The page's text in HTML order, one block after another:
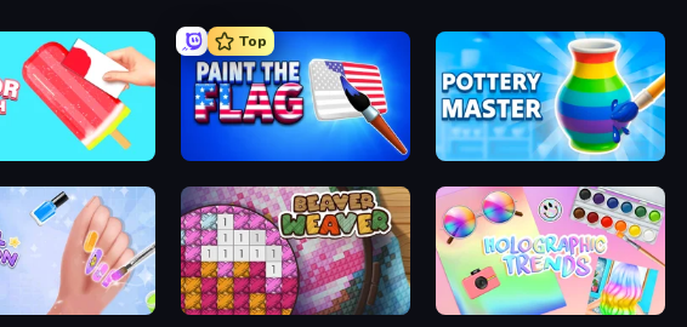
Top
Pottery Master
Beaver Weaver Holographic Trends